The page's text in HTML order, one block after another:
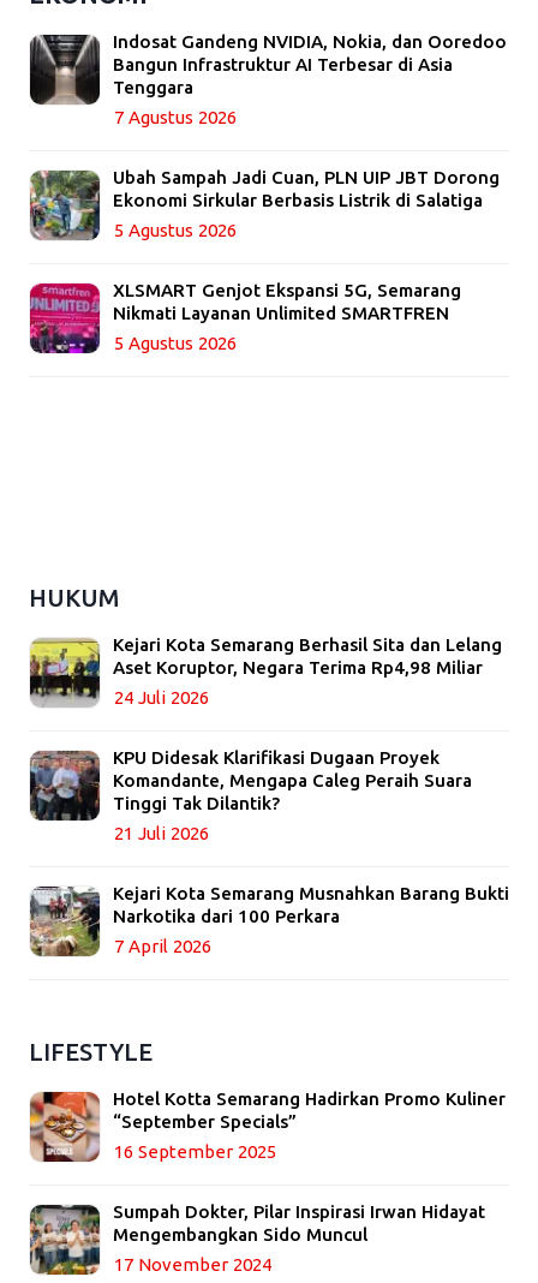
Indosat Gandeng NVIDIA, Nokia, dan Ooredoo
Bangun Infrastruktur AI Terbesar di Asia
Tenggara
7 Agustus 2026
Ubah Sampah Jadi Cuan, PLN UIP JBT Dorong
Ekonomi Sirkular Berbasis Listrik di Salatiga
5 Agustus 2026
XLSMART Genjot Ekspansi 5G, Semarang
Nikmati Layanan Unlimited SMARTFREN
5 Agustus 2026
HUKUM
Kejari Kota Semarang Berhasil Sita dan Lelang
Aset Koruptor, Negara Terima Rp4,98 Miliar
24 Juli 2026
KPU Didesak Klarifikasi Dugaan Proyek
Komandante, Mengapa Caleg Peraih Suara
Tinggi Tak Dilantik?
21 Juli 2026
Kejari Kota Semarang Musnahkan Barang Bukti
Narkotika dari 100 Perkara
7 April 2026
LIFESTYLE
Hotel Kotta Semarang Hadirkan Promo Kuliner
“September Specials”
16 September 2025
Sumpah Dokter, Pilar Inspirasi Irwan Hidayat
Mengembangkan Sido Muncul
17 November 2024